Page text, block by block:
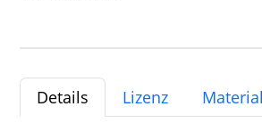
Details Lizenz